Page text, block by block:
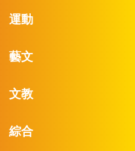
運動
藝文
文教
綜合